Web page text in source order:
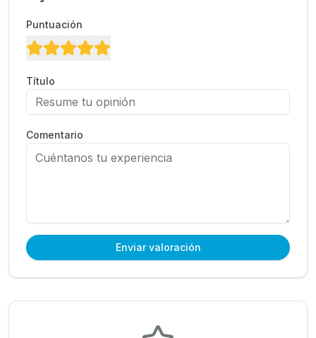
Puntuación
Título
Comentario
Enviar valoración